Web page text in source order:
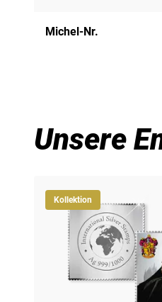
Michel-Nr.
Unsere
Kollektion